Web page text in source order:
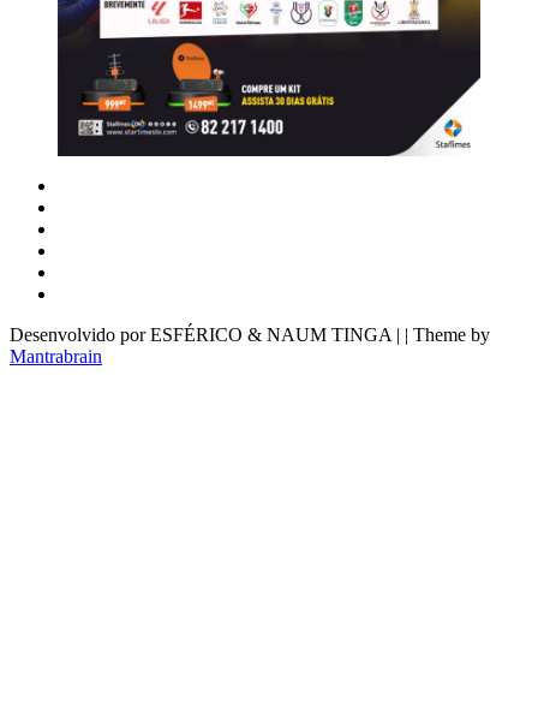
Desenvolvido por ESFÉRICO & NAUM TINGA | | Theme by
Mantrabrain